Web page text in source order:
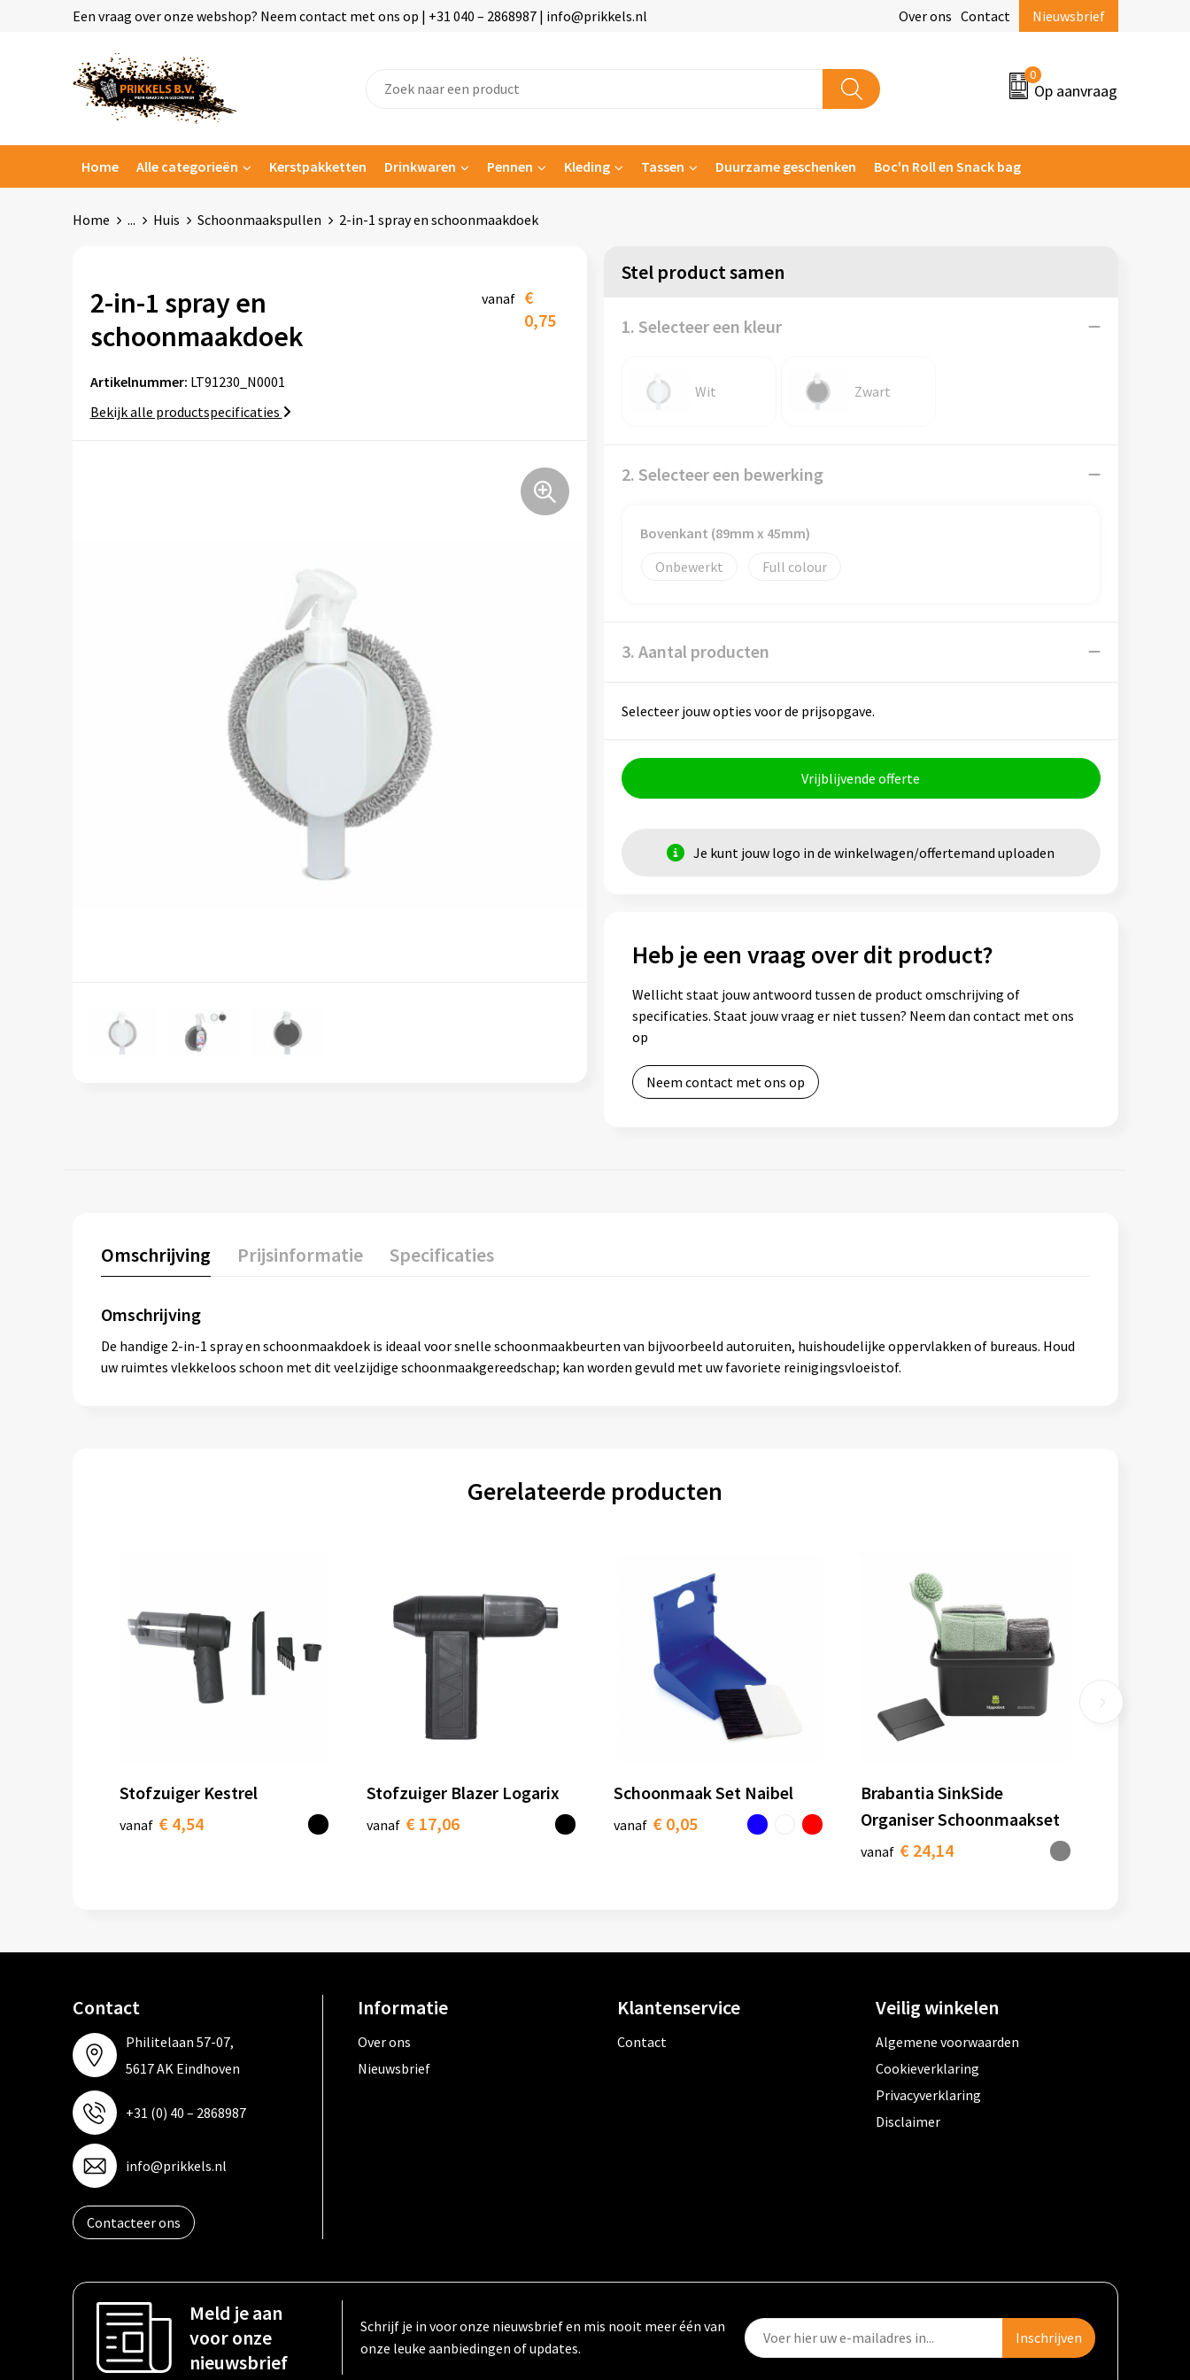
Een vraag over onze webshop? Neem contact met ons op | +31 040 – 2868987 | info@prikkels.nl Over ons Contact Nieuwsbrief
0
Op aanvraag
Home Alle categorieën Kerstpakketten Drinkwaren Pennen Kleding Tassen Duurzame geschenken Boc'n Roll en Snack bag
Home ... Huis Schoonmaakspullen 2-in-1 spray en schoonmaakdoek
2-in-1 spray en
schoonmaakdoek
vanaf €
0,75
Artikelnummer: LT91230_N0001
Bekijk alle productspecificaties
Stel product samen
1. Selecteer een kleur
Wit Zwart
2. Selecteer een bewerking
Bovenkant (89mm x 45mm)
Onbewerkt
Full colour
3. Aantal producten
Selecteer jouw opties voor de prijsopgave.
Vrijblijvende offerte
Je kunt jouw logo in de winkelwagen/offertemand uploaden
Heb je een vraag over dit product?
Wellicht staat jouw antwoord tussen de product omschrijving of
specificaties. Staat jouw vraag er niet tussen? Neem dan contact met ons
op
Neem contact met ons op
Omschrijving Prijsinformatie Specificaties
Omschrijving
De handige 2-in-1 spray en schoonmaakdoek is ideaal voor snelle schoonmaakbeurten van bijvoorbeeld autoruiten, huishoudelijke oppervlakken of bureaus. Houd
uw ruimtes vlekkeloos schoon met dit veelzijdige schoonmaakgereedschap; kan worden gevuld met uw favoriete reinigingsvloeistof.
Gerelateerde producten
Stofzuiger Kestrel
vanaf € 4,54
Stofzuiger Blazer Logarix
vanaf € 17,06
Schoonmaak Set Naibel
vanaf € 0,05
Brabantia SinkSide
Organiser Schoonmaakset
vanaf € 24,14
Contact
Philitelaan 57-07,
5617 AK Eindhoven
+31 (0) 40 – 2868987
info@prikkels.nl
Contacteer ons
Informatie
Over ons
Nieuwsbrief
Klantenservice
Contact
Veilig winkelen
Algemene voorwaarden
Cookieverklaring
Privacyverklaring
Disclaimer
Meld je aan
voor onze
nieuwsbrief
Schrijf je in voor onze nieuwsbrief en mis nooit meer één van
onze leuke aanbiedingen of updates.